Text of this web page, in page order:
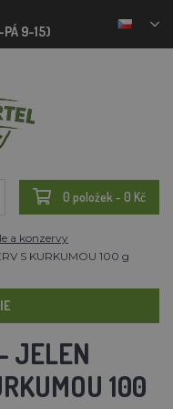
9-15)
0 položek - 0 Kč
a konzervy
S KURKUMOU 100 g
JELEN
100